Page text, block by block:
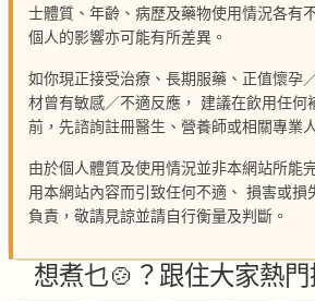
士體質、年齡、病歷及藥物使用情況各有
個人的影響亦可能有所差異。
如你現正接受治療、長期服藥、正值懷孕
材曾有敏感／不適反應， 建議在飲用任何
前，先諮詢註冊醫生、營養師或相關專業
由於個人體質及使用情況並非本網站所能
用本網站內容而引致任何不適、 損害或損
負責，敬請見諒並請自行衡量及判斷。
想煮乜🍲？跟住大家熱門